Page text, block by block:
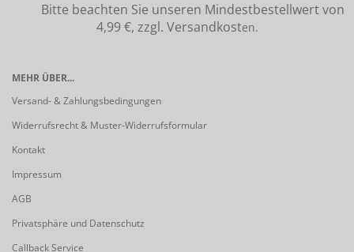
Bitte beachten Sie unseren Mindestbestellwert von
4,99 €, zzgl. Versandkosten.
MEHR ÜBER...
Versand- & Zahlungsbedingungen
Widerrufsrecht & Muster-Widerrufsformular
Kontakt
Impressum
AGB
Privatsphäre und Datenschutz
Callback Service